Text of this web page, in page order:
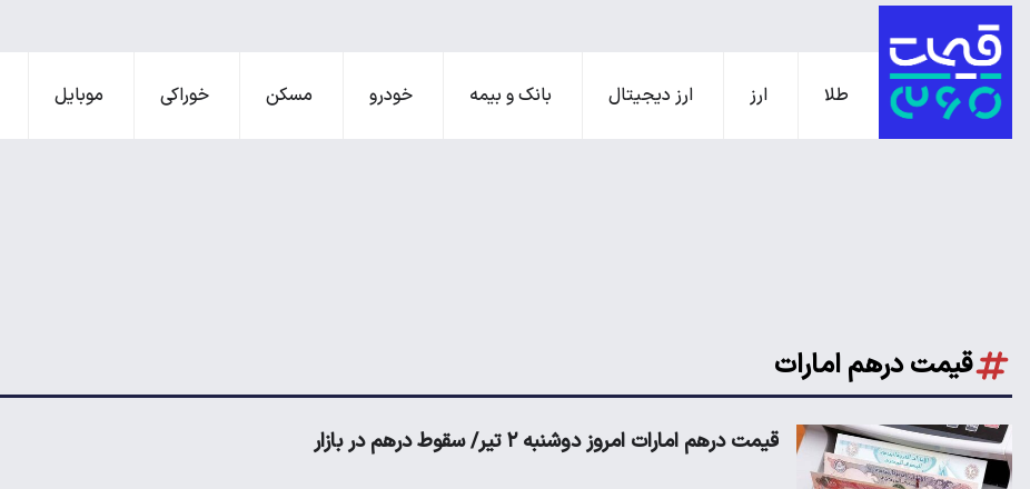
طلا ارز ارز دیجیتال بانک و بیمه خودرو مسکن خوراکی موبایل
قیمت درهم امارات
قیمت درهم امارات امروز دوشنبه ۲ تیر/ سقوط درهم در بازار